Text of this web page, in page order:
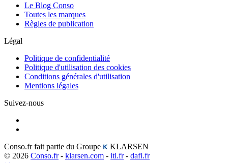
Le Blog Conso
Toutes les marques
Règles de publication
Légal
Politique de confidentialité
Politique d'utilisation des cookies
Conditions générales d'utilisation
Mentions légales
Suivez-nous
Conso.fr fait partie du Groupe
KLARSEN
© 2026 Conso.fr- klarsen.com - itl.fr- dafi.fr